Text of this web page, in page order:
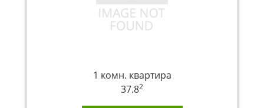
1 комн. квартира
37.82